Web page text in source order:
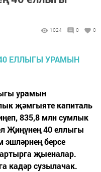
1024 0 0
урамын
җәмгыяте капиталь
835,8 млн сумлык
Җиңүнең 40 еллыгы
эшләрнең берсе
җыеналар.
кадәр сузылачак.